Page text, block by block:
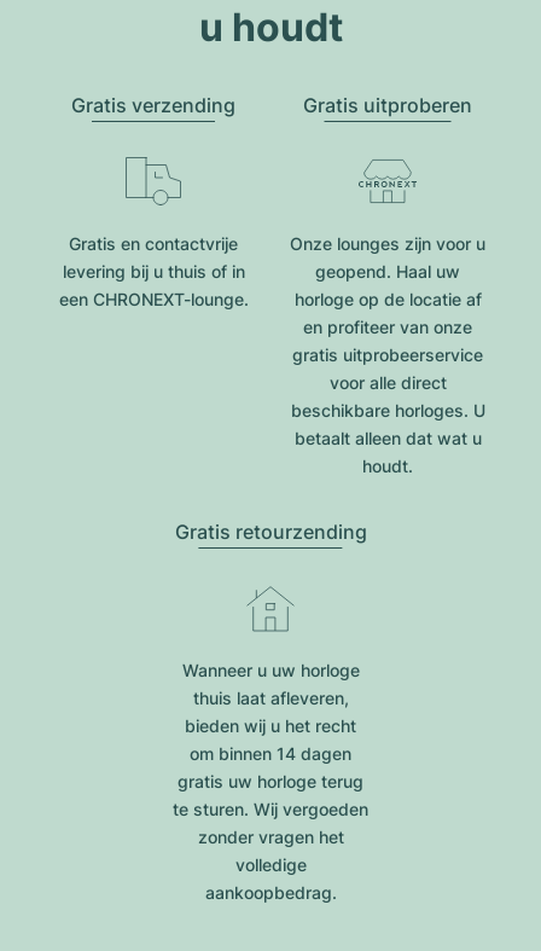
u houdt
Gratis verzending
Gratis en contactvrije
levering bij u thuis of in
een CHRONEXT-lounge.
Gratis uitproberen
Onze lounges zijn voor u
geopend. Haal uw
horloge op de locatie af
en profiteer van onze
gratis uitprobeerservice
voor alle direct
beschikbare horloges. U
betaalt alleen dat wat u
houdt.
Gratis retourzending
Wanneer u uw horloge
thuis laat afleveren,
bieden wij u het recht
om binnen 14 dagen
gratis uw horloge terug
te sturen. Wij vergoeden
zonder vragen het
volledige
aankoopbedrag.